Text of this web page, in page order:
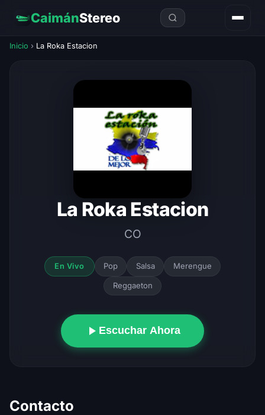
CaimánStereo
Inicio › La Roka Estacion
La Roka Estacion
CO
En Vivo Pop Salsa Merengue
Reggaeton
Escuchar Ahora
Contacto